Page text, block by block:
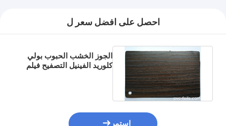
احصل على افضل سعر ل
الجوز الخشب الحبوب بولي
كلوريد الفينيل التصفيح فيلم
استمر